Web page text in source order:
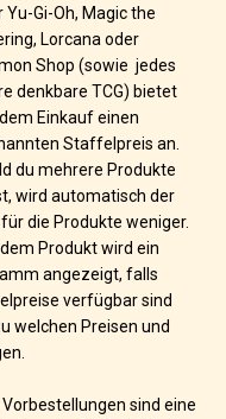
Yu-Gi-Oh, Magic the
Lorcana oder
Shop (sowie jedes
denkbare TCG) bietet
Einkauf einen
Staffelpreis an.
du mehrere Produkte
wird automatisch der
für die Produkte weniger.
Produkt wird ein
angezeigt, falls
verfügbar sind
welchen Preisen und
sind eine